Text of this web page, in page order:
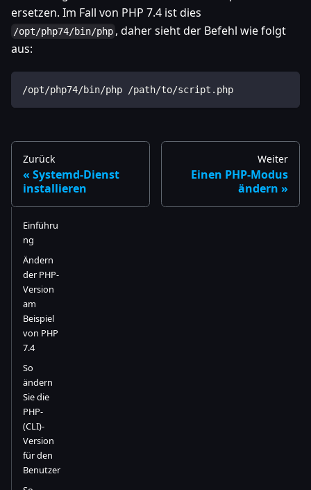
ersetzen. Im Fall von PHP 7.4 ist dies
/opt/php74/bin/php , daher sieht der Befehl wie folgt
aus:
/opt/php74/bin/php /path/to/script.php
Zurück
Systemd-Dienst
installieren
Weiter
Einen PHP-Modus
ändern
Einführu
ng
Ändern
der PHP-
Version
am
Beispiel
von PHP
7.4
So
ändern
Sie die
PHP-
(CLI)-
Version
für den
Benutzer